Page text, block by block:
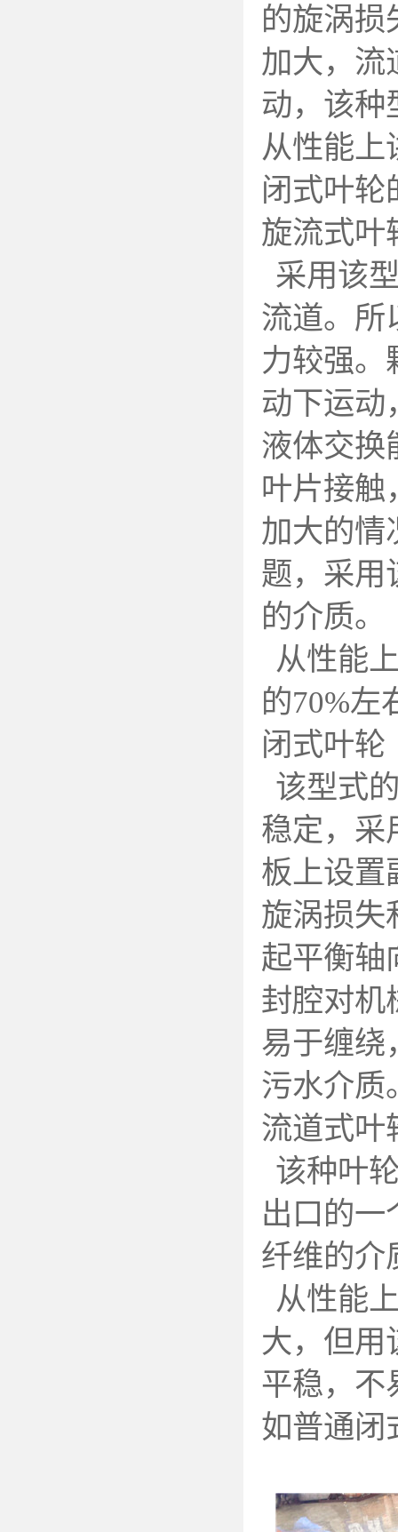
的旋涡损
加大，流
动，该种
从性能上
闭式叶轮
旋流式叶
采用该
流道。所
力较强。
动下运动
液体交换
叶片接触
加大的情
题，采用
的介质。
从性能
的70%左
闭式叶轮
该型式
稳定，采
板上设置
旋涡损失
起平衡轴
封腔对机
易于缠绕
污水介质
流道式叶
该种叶
出口的一
纤维的介
从性能
大，但用
平稳，不
如普通闭